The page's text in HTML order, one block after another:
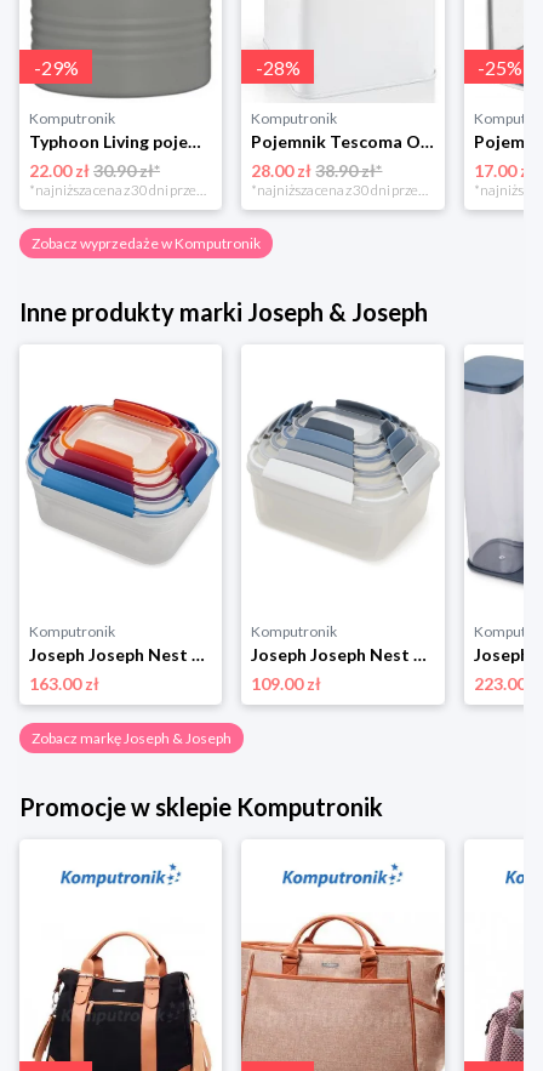
-29%
Komputronik
Typhoon Living pojemnik na cukier szary 1400.733
22.00 zł30.90 zł*
*najniższa cena z 30 dni przed obniżką
-28%
Komputronik
Pojemnik Tescoma Online 14 cm 900839.00 biały
28.00 zł 38.90 zł*
*najniższa cena z 30 dni przed obniżką
-25%
17.00 zł
Zobacz wyprzedaże w Komputronik
Inne produkty marki Joseph & Joseph
Komputronik
Joseph Joseph Nest Lock 81090 4szt. Joseph & Joseph
163.00 zł
Komputronik
Joseph Joseph Nest Lock 81105 Sky 5 szt. Joseph & Joseph
109.00 zł
223.00 zł
Zobacz markę Joseph & Joseph
Promocje w sklepie Komputronik